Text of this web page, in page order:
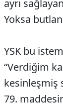
ayrı
Yoksa
YSK bu
“Verdiğim
kesinleşmiş
79.